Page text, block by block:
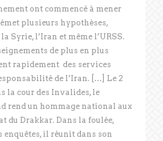
ont commencé à mener
émet plusieurs hypothèses,
Syrie, l’Iran et même l’URSS.
de plus en plus
rapidement des services
de l’Iran. […] Le 2
la cour des Invalides, le
rend un hommage national aux
du Drakkar. Dans la foulée,
enquêtes, il réunit dans son